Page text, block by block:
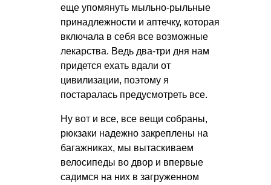
еще упомянуть мыльно-рыльные
принадлежности и аптечку, которая
включала в себя все возможные
лекарства. Ведь два-три дня нам
придется ехать вдали от
цивилизации, поэтому я
постаралась предусмотреть все.
Ну вот и все, все вещи собраны,
рюкзаки надежно закреплены на
багажниках, мы вытаскиваем
велосипеды во двор и впервые
садимся на них в загруженном